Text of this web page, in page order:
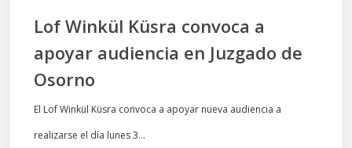
Lof Winkül Küsra convoca a
apoyar audiencia en Juzgado de
Osorno
El Lof Winkül Küsra convoca a apoyar nueva audiencia a
realizarse el día lunes 3…